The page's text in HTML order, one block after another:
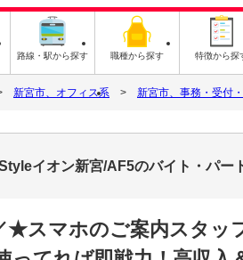
路線・駅から探す 職種から探す 特徴から探
新宮市、オフィス系 新宮市、事務・受付
イオン新宮/AF5のバイト・パー
スマホのご案内スタッ